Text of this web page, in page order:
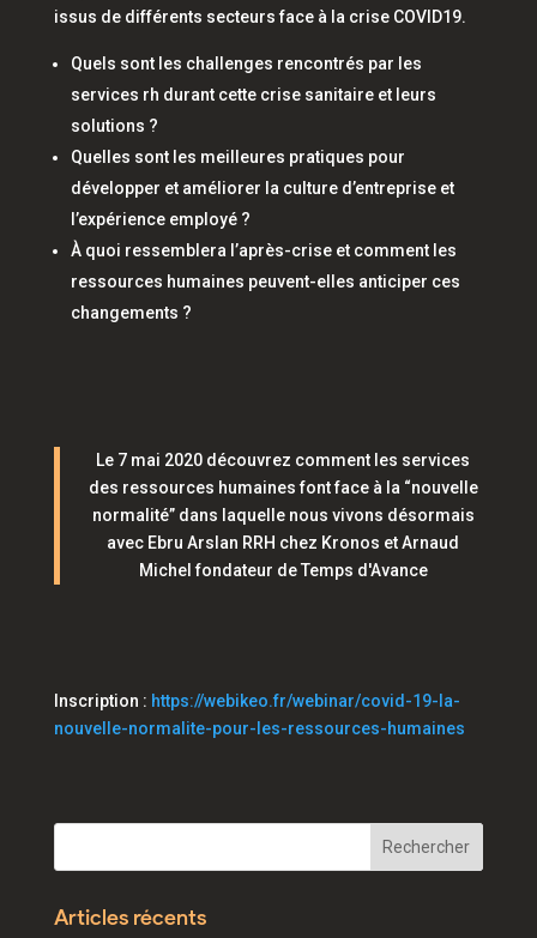
issus de différents secteurs face à la crise COVID19.
Quels sont les challenges rencontrés par les
services rh durant cette crise sanitaire et leurs
solutions ?
Quelles sont les meilleures pratiques pour
développer et améliorer la culture d’entreprise et
l’expérience employé ?
À quoi ressemblera l’après-crise et comment les
ressources humaines peuvent-elles anticiper ces
changements ?
Le 7 mai 2020 découvrez comment les services
des ressources humaines font face à la “nouvelle
normalité” dans laquelle nous vivons désormais
avec Ebru Arslan RRH chez Kronos et Arnaud
Michel fondateur de Temps d'Avance
Inscription : https://webikeo.fr/webinar/covid-19-la-
nouvelle-normalite-pour-les-ressources-humaines
Articles récents